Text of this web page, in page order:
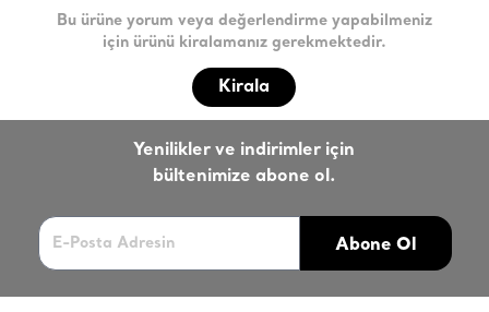
Bu ürüne yorum veya değerlendirme yapabilmeniz
için ürünü kiralamanız gerekmektedir.
Kirala
Yenilikler ve indirimler için
bültenimize abone ol.
Abone Ol